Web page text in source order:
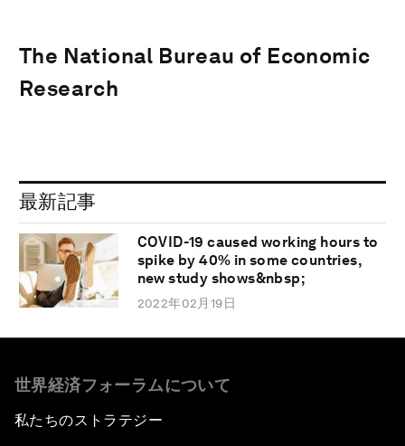
The National Bureau of Economic
Research
最新記事
COVID-19 caused working hours to
spike by 40% in some countries,
new study shows&nbsp;
2022年02月19日
世界経済フォーラムについて
私たちのストラテジー